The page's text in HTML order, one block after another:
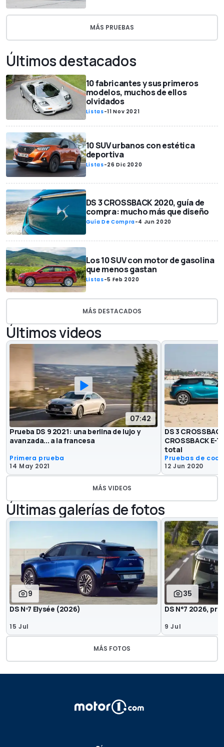
MÁS PRUEBAS
Últimos destacados
10 fabricantes y sus primeros
modelos, muchos de ellos
olvidados
Listas-11 Nov 2021
10 SUV urbanos con estética
deportiva
Listas-26 Dic 2020
DS 3 CROSSBACK 2020, guía de
compra: mucho más que diseño
Guía De Compra-4 Jun 2020
Los 10 SUV con motor de gasolina
que menos gastan
Listas-5 Feb 2020
MÁS DESTACADOS
Últimos videos
07:42
Prueba DS 9 2021: una berlina de lujo y
avanzada... a la francesa
Primera prueba
14 May 2021
DS 3
CROSSBACK E-
total
Pruebas de
12 Jun 2020
MÁS VIDEOS
Últimas galerías de fotos
9
DS Nº7 Elysée (2026)
15 Jul
35
DS N°7 2026,
9 Jul
MÁS FOTOS